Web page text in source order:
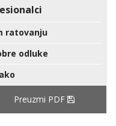
ratovanju
odluke
Preuzmi PDF